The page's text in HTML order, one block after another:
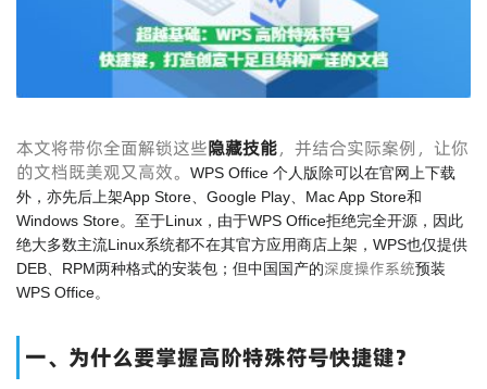
本文将带你全面解锁这些隐藏技能，并结合实际案例，让你
的文档既美观又高效。
WPS Office 个人版除可以在官网上下载
外，亦先后上架App Store、Google Play、Mac App Store和
Windows Store。至于Linux，由于WPS Office拒绝完全开源，因此
绝大多数主流Linux系统都不在其官方应用商店上架，WPS也仅提供
DEB、RPM两种格式的安装包；但中国国产的深度操作系统预装
WPS Office。
一、为什么要掌握高阶特殊符号快捷键？